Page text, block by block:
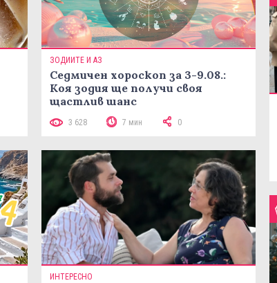
ЗОДИИТЕ И АЗ
Седмичен хороскоп за 3-9.08.:
Коя зодия ще получи своя
щастлив шанс
3 628 7 мин 0
ИНТЕРЕСНО